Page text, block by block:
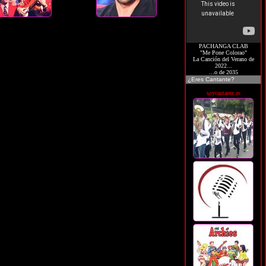
PACHANGA CLAB
"Me Pone Colorao"
La Canción del Verano de
2022...
...o de 2035
¿Eres Cantante?
soycantante.es